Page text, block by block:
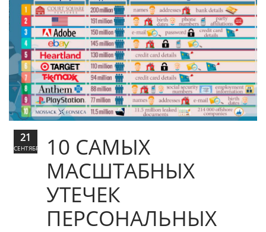
10 САМЫХ
МАСШТАБНЫХ
УТЕЧЕК
ПЕРСОНАЛЬНЫХ
21
СЕНТЯБРЬ